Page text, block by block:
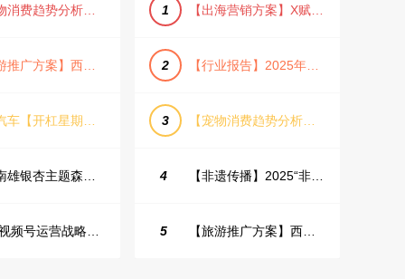
【宠物消费趋势分析方案】2025年宠物市场消费报告（创意风/橙色风/数据驱动）
【旅游推广方案】西安城市旅游介绍PPT（古风/文化/历史）
蔚来汽车【开杠星期三】栏目brief
韶关南雄银杏主题森林公园总体设计概念规划方案
2025视频号运营战略：数据驱动增长全景指南
1 【出海营销方案】X赋能全球决策链成就中国科技品牌2025年营销方案（PDF格式）
2 【行业报告】2025年Q1证券行业薪酬趋势分析
3 【宠物消费趋势分析方案】2025年宠物市场消费报告（创意风/橙色风/数据驱动）
4 【非遗传播】2025“非遗融入现代生活”互联网平台助力非遗传播与消费专题报告（PDF格式）
5 【旅游推广方案】西安城市旅游介绍PPT（古风/文化/历史）